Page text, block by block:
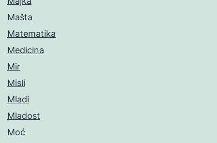
Mašta
Matematika
Medicina
Mir
Misli
Mladi
Mladost
Moć